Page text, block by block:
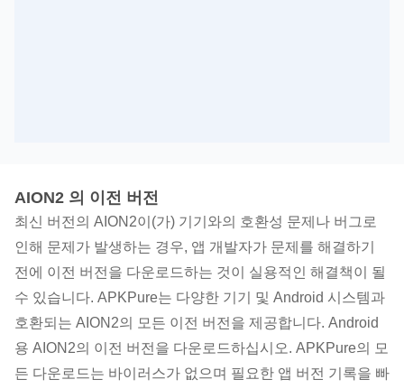
AION2 의 이전 버전
최신 버전의 AION2이(가) 기기와의 호환성 문제나 버그로
인해 문제가 발생하는 경우, 앱 개발자가 문제를 해결하기
전에 이전 버전을 다운로드하는 것이 실용적인 해결책이 될
수 있습니다. APKPure는 다양한 기기 및 Android 시스템과
호환되는 AION2의 모든 이전 버전을 제공합니다. Android
용 AION2의 이전 버전을 다운로드하십시오. APKPure의 모
든 다운로드는 바이러스가 없으며 필요한 앱 버전 기록을 빠